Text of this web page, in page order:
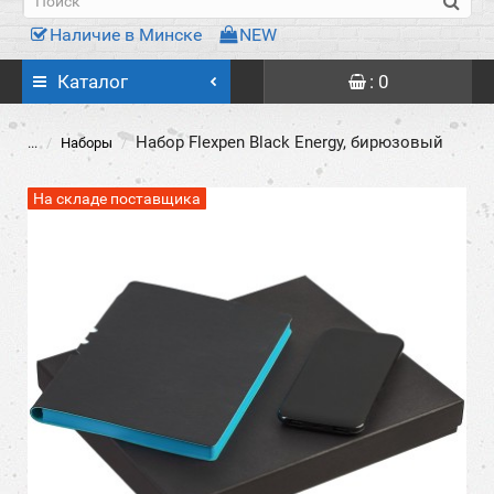
Наличие в Минске NEW
Каталог : 0
... Наборы Набор Flexpen Black Energy, бирюзовый
На складе поставщика